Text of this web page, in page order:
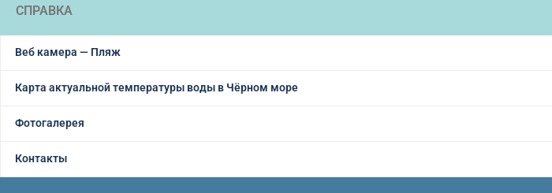
СПРАВКА
Веб камера — Пляж
Карта актуальной температуры воды в Чёрном море
Фотогалерея
Контакты